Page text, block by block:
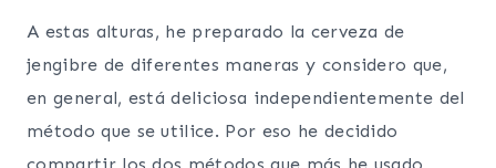
A estas alturas, he preparado la cerveza de
jengibre de diferentes maneras y considero que,
en general, está deliciosa independientemente del
método que se utilice. Por eso he decidido